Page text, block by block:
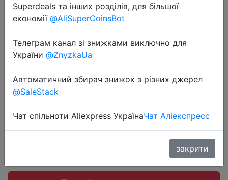
2023-09-21
Sports Car Assemble Your Own 3D
Metal Puzzle - DIY High Difficulty
Hand-assembled Model!
$2.32
Sale
Superdeals та інших розділів, для більшої
економії @AliSuperCoinsBot
Телеграм канал зі знижками виключно для
України @ZnyzkaUa
Автоматичний збирач знижок з різних джерел
@SaleStack
Чат спільноти Aliexpress УкраїнаЧат Аліекспресс
закрити